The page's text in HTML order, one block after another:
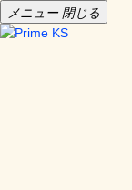
メニュー 閉じる